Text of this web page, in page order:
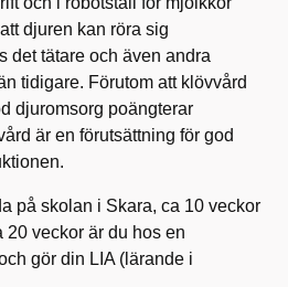
djuren kan röra sig
det tätare och även andra
tidigare. Förutom att klövvård
djuromsorg poängterar
är en förutsättning för god
på skolan i Skara, ca 10 veckor
20 veckor är du hos en
gör din LIA (lärande i